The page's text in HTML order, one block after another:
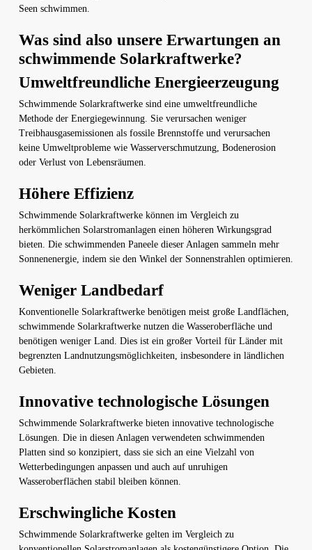
Seen schwimmen.
Was sind also unsere Erwartungen an
schwimmende Solarkraftwerke?
Umweltfreundliche Energieerzeugung
Schwimmende Solarkraftwerke sind eine umweltfreundliche
Methode der Energiegewinnung. Sie verursachen weniger
Treibhausgasemissionen als fossile Brennstoffe und verursachen
keine Umweltprobleme wie Wasserverschmutzung, Bodenerosion
oder Verlust von Lebensräumen.
Höhere Effizienz
Schwimmende Solarkraftwerke können im Vergleich zu
herkömmlichen Solarstromanlagen einen höheren Wirkungsgrad
bieten. Die schwimmenden Paneele dieser Anlagen sammeln mehr
Sonnenenergie, indem sie den Winkel der Sonnenstrahlen optimieren.
Weniger Landbedarf
Konventionelle Solarkraftwerke benötigen meist große Landflächen,
schwimmende Solarkraftwerke nutzen die Wasseroberfläche und
benötigen weniger Land. Dies ist ein großer Vorteil für Länder mit
begrenzten Landnutzungsmöglichkeiten, insbesondere in ländlichen
Gebieten.
Innovative technologische Lösungen
Schwimmende Solarkraftwerke bieten innovative technologische
Lösungen. Die in diesen Anlagen verwendeten schwimmenden
Platten sind so konzipiert, dass sie sich an eine Vielzahl von
Wetterbedingungen anpassen und auch auf unruhigen
Wasseroberflächen stabil bleiben können.
Erschwingliche Kosten
Schwimmende Solarkraftwerke gelten im Vergleich zu